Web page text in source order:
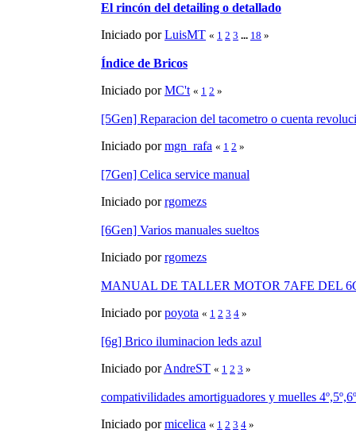
El rincón del detailing o detallado
Iniciado porLuisMT « 1 2 3 ... 18 »
Índice de Bricos
Iniciado porMC't « 1 2 »
[5Gen] Reparacion del tacometro o cuenta
Iniciado pormgn_rafa « 1 2 »
[7Gen] Celica service manual
Iniciado porrgomezs
[6Gen] Varios manuales sueltos
Iniciado porrgomezs
MANUAL DE TALLER MOTOR 7AFE DEL
Iniciado porpoyota « 1 2 3 4 »
[6g] Brico iluminacion leds azul
Iniciado porAndreST « 1 2 3 »
compativilidades amortiguadores y muelles 4º,5º,6º
Iniciado pormicelica « 1 2 3 4 »